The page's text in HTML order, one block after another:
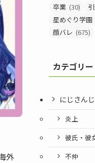
外
卒業 (30)
星めぐり学園
顔バレ (675)
カテゴリー
にじさんじ
炎上
彼氏・彼
不仲